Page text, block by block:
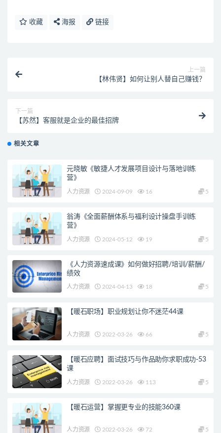
收藏 海报 链接
上一篇
【林伟贤】如何让别人替自己赚钱？
下一篇
【苏然】客服就是企业的最佳招牌
相关文章
元晓敏《敏捷人才发展项目设计与落地训练
营》
人力资源 2024-09-09 16 5
翁涛《全面薪酬体系与福利设计操盘手训练
营》
人力资源 2024-05-12 19 5
《人力资源速成课》如何做好招聘/培训/薪酬/
绩效
人力资源 2024-04-13 18 5
【暖石职场】职业规划让你不迷茫44课
人力资源 2022-03-26 66 5
【暖石应聘】面试技巧与作品助你求职成功-53
课
人力资源 2022-03-26 113 5
【暖石运营】掌握更专业的技能360课
人力资源 2022-03-26 72 5